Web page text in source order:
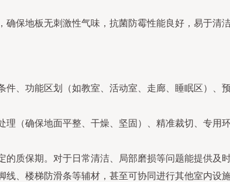
保地板无刺激性气味，抗菌防霉性能良好，易于清
、功能区划（如教室、活动室、走廊、睡眠区）、
理（确保地面平整、干燥、坚固）、精准裁切、专用
质保期。对于日常清洁、局部磨损等问题能提供及
、楼梯防滑条等辅材，甚至可协同进行其他室内设